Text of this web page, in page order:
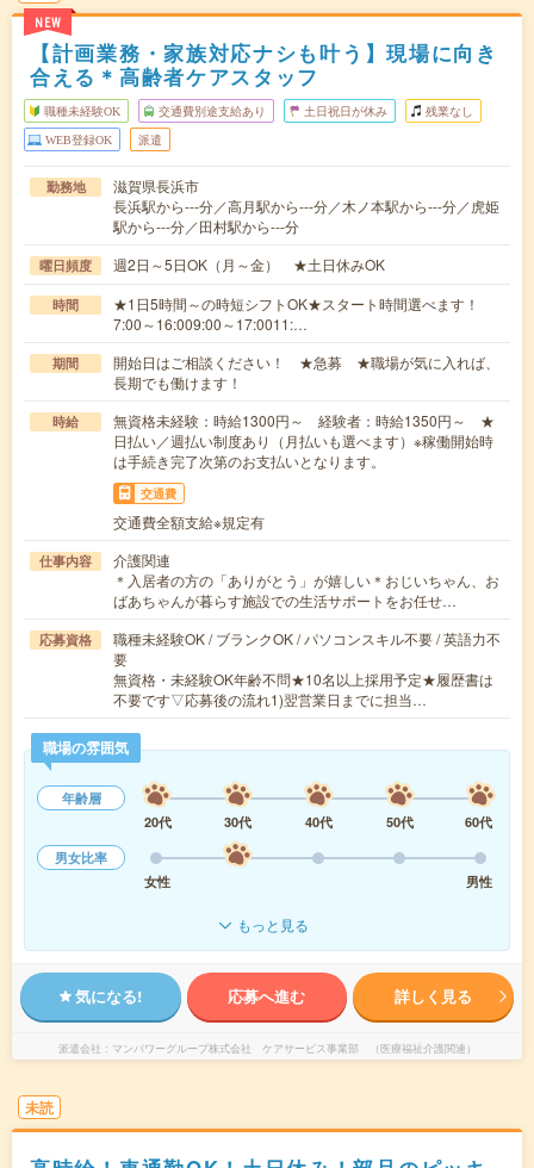
NEW
【計画業務・家族対応ナシも叶う】現場に向き
合える＊高齢者ケアスタッフ
職種未経験OK 交通費別途支給あり 土日祝日が休み 残業なし
WEB登録OK 派遣
勤務地
滋賀県長浜市
長浜駅から---分／高月駅から---分／木ノ本駅から---分／虎姫
駅から---分／田村駅から---分
曜日頻度 週2日～5日OK（月～金） ★土日休みOK
時間
★1日5時間～の時短シフトOK★スタート時間選べます！
7:00～16:009:00～17:0011:…
期間
開始日はご相談ください！ ★急募 ★職場が気に入れば、
長期でも働けます！
時給
無資格未経験：時給1300円～ 経験者：時給1350円～ ★
日払い／週払い制度あり（月払いも選べます）※稼働開始時
は手続き完了次第のお支払いとなります。
交通費
交通費全額支給※規定有
仕事内容
介護関連
＊入居者の方の「ありがとう」が嬉しい＊おじいちゃん、お
ばあちゃんが暮らす施設での生活サポートをお任せ…
応募資格
職種未経験OK / ブランクOK / パソコンスキル不要 / 英語力不
要
無資格・未経験OK年齢不問★10名以上採用予定★履歴書は
不要です▽応募後の流れ1)翌営業日までに担当…
職場の雰囲気
年齢層
20代
30代 40代 50代
60代
男女比率
女性
男性
もっと見る
気になる! 応募へ進む 詳しく見る
派遣会社 マンパワーグループ株式会社 ケアサービス事業部 （医療福祉介護関連）
未読